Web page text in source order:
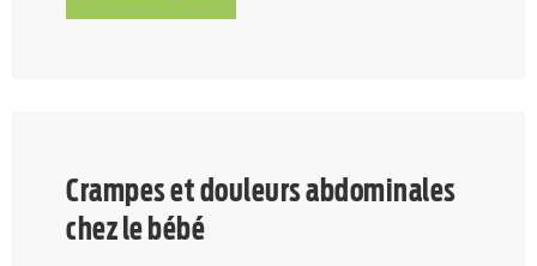
Crampes et douleurs abdominales
chez le bébé